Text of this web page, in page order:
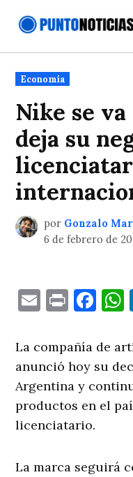
Publicado
en
Economía
Nike se
deja su
por Gonzalo
6 de febrero de
EmailPrint
La compañía de
anunció hoy su
Argentina y
productos en el
licenciatario.
La marca seguirá